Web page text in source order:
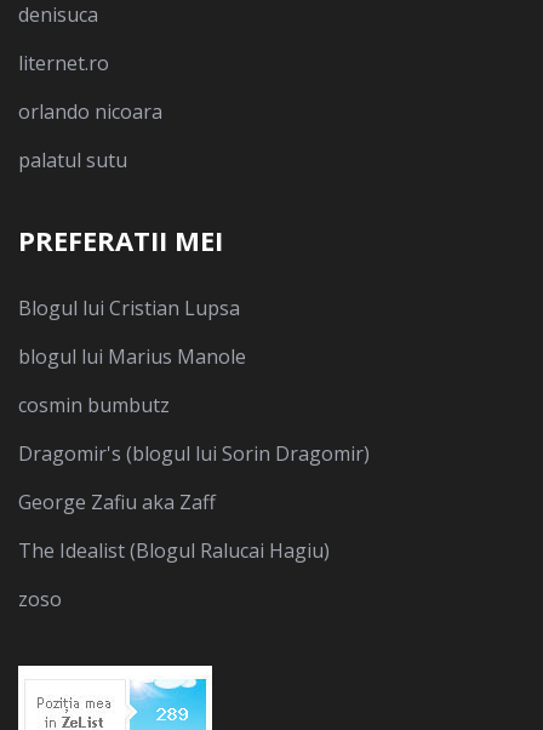
denisuca
liternet.ro
orlando nicoara
palatul sutu
PREFERATII MEI
Blogul lui Cristian Lupsa
blogul lui Marius Manole
cosmin bumbutz
Dragomir's (blogul lui Sorin Dragomir)
George Zafiu aka Zaff
The Idealist (Blogul Ralucai Hagiu)
zoso